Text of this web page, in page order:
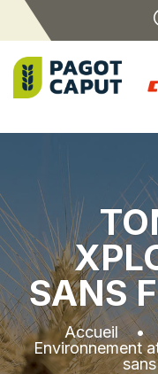
SANS
Accueil
Environnement